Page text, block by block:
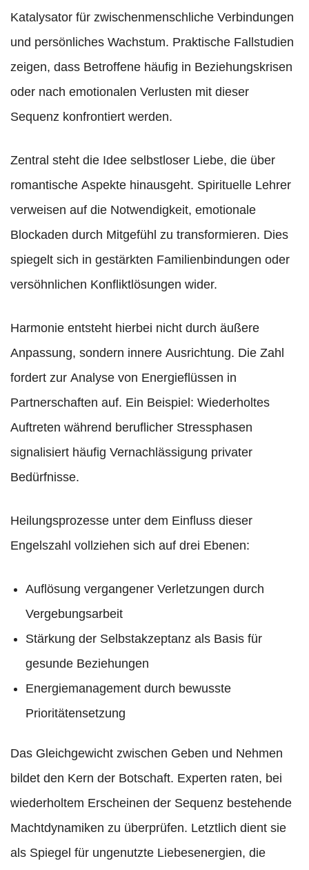
Katalysator für zwischenmenschliche Verbindungen
und persönliches Wachstum. Praktische Fallstudien
zeigen, dass Betroffene häufig in Beziehungskrisen
oder nach emotionalen Verlusten mit dieser
Sequenz konfrontiert werden.
Zentral steht die Idee selbstloser Liebe, die über
romantische Aspekte hinausgeht. Spirituelle Lehrer
verweisen auf die Notwendigkeit, emotionale
Blockaden durch Mitgefühl zu transformieren. Dies
spiegelt sich in gestärkten Familienbindungen oder
versöhnlichen Konfliktlösungen wider.
Harmonie entsteht hierbei nicht durch äußere
Anpassung, sondern innere Ausrichtung. Die Zahl
fordert zur Analyse von Energieflüssen in
Partnerschaften auf. Ein Beispiel: Wiederholtes
Auftreten während beruflicher Stressphasen
signalisiert häufig Vernachlässigung privater
Bedürfnisse.
Heilungsprozesse unter dem Einfluss dieser
Engelszahl vollziehen sich auf drei Ebenen:
Auflösung vergangener Verletzungen durch
Vergebungsarbeit
Stärkung der Selbstakzeptanz als Basis für
gesunde Beziehungen
Energiemanagement durch bewusste
Prioritätensetzung
Das Gleichgewicht zwischen Geben und Nehmen
bildet den Kern der Botschaft. Experten raten, bei
wiederholtem Erscheinen der Sequenz bestehende
Machtdynamiken zu überprüfen. Letztlich dient sie
als Spiegel für ungenutzte Liebesenergien, die